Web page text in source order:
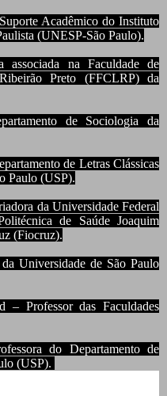
Acadêmico do Instituto
(UNESP-São Paulo).
associada na Faculdade de
Preto (FFCLRP) da
de Sociologia da
de Letras Clássicas
Paulo (USP).
da Universidade Federal
de Saúde Joaquim
(Fiocruz).
Universidade de São Paulo
– Professor das Faculdades
do Departamento de
(USP).